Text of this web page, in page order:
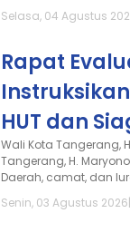
Selasa, 04 Agustus
Rapat
HUT dan
Wali Kota Tangerang,
Tangerang, H.
Daerah, camat, dan
Senin, 03 Agustus 2026